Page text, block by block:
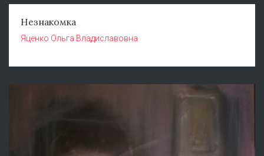
Незнакомка
Яценко Ольга Владиславовна